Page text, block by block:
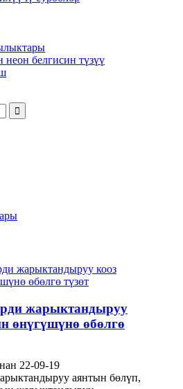
белгисин түзүү
жарыктандыруу
өнүгүшүнө өбөлгө
22-09-19
аянтын бөлүп,